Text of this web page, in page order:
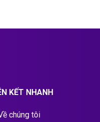
KẾT NHANH
chúng tôi